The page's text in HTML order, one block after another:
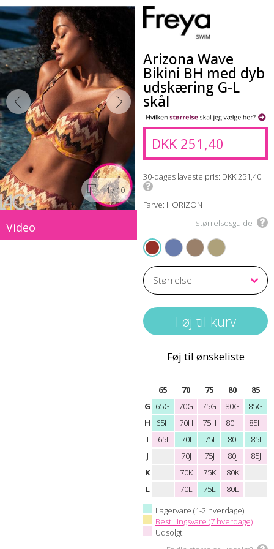
1/ 10
Video
Arizona Wave
Bikini BH med dyb
udskæring G-L
skål
DKK 251,40
30-dages laveste pris DKK 251,40
Farve: HORIZON
Størrelsesguide
Føj til ønskeliste
65 70 75 80
85
G 65G 70G 75G 80G
85G
H
65H 70H 75H 80H
85H
I
65I 70I 75I 80I
85I
J
70J 75J 80J
85J
K
70K 75K
80K
L
70L 75L
80L
Lagervare (1-2 hverdage).
Bestillingsvare (7 hverdage)
Udsolgt